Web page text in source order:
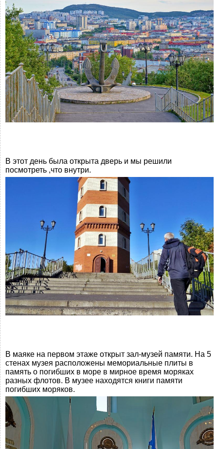
В этот день была открыта дверь и мы решили
посмотреть ,что внутри.
В маяке на первом этаже открыт зал-музей памяти. На 5
стенах музея расположены мемориальные плиты в
память о погибших в море в мирное время моряках
разных флотов. В музее находятся книги памяти
погибших моряков.